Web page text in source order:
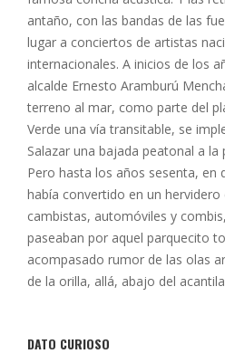
antaño, con las bandas de las
lugar a conciertos de artistas
internacionales. A inicios de los
alcalde Ernesto Aramburú
terreno al mar, como parte del
Verde una vía transitable, se
Salazar una bajada peatonal a la
Pero hasta los años sesenta, en
había convertido en un hervidero
cambistas, automóviles y
paseaban por aquel parquecito
acompasado rumor de las olas
de la orilla, allá, abajo del
DATO CURIOSO